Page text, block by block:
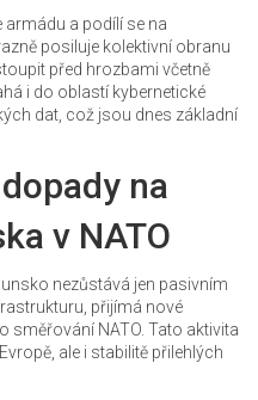
a podílí se na
posiluje kolektivní obranu
před hrozbami včetně
i do oblastí kybernetické
dat, což jsou dnes základní
na
v NATO
nezůstává jen pasivním
přijímá nové
směřování NATO. Tato aktivita
ale i stabilitě přilehlých